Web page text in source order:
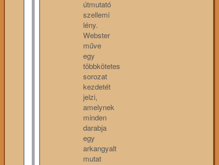
útmutató
szellemi
lény.
Webster
műve
egy
többkötetes
sorozat
kezdetét
jelzi,
amelynek
minden
darabja
egy
arkangyalt
mutat